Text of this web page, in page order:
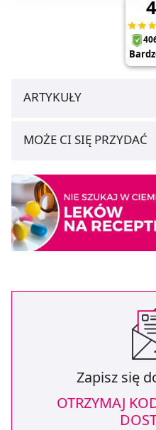
będzie oznaczało, że nie
pozyskiwanie od Ciebie
dla funkcjonowania Strony.
z brakiem dostępu do
ARTYKUŁY
MOŻE CI SIĘ PRZYDAĆ
Zapisz się
OTRZYMAJ